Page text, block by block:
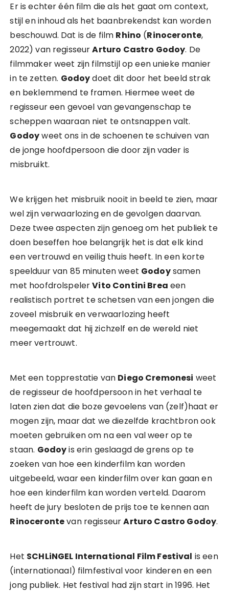
Er is echter één film die als het gaat om context,
stijl en inhoud als het baanbrekendst kan worden
beschouwd. Dat is de film Rhino (Rinoceronte,
2022) van regisseurArturo Castro Godoy. De
filmmaker weet zijn filmstijl op een unieke manier
in te zetten. Godoydoet dit door het beeld strak
en beklemmend te framen. Hiermee weet de
regisseur een gevoel van gevangenschap te
scheppen waaraan niet te ontsnappen valt.
Godoyweet ons in de schoenen te schuiven van
de jonge hoofdpersoon die door zijn vader is
misbruikt.
We krijgen het misbruik nooit in beeld te zien, maar
wel zijn verwaarlozing en de gevolgen daarvan.
Deze twee aspecten zijn genoeg om het publiek te
doen beseffen hoe belangrijk het is dat elk kind
een vertrouwd en veilig thuis heeft. In een korte
speelduur van 85 minuten weet Godoysamen
met hoofdrolspelerVito Contini Brea een
realistisch portret te schetsen van een jongen die
zoveel misbruik en verwaarlozing heeft
meegemaakt dat hij zichzelf en de wereld niet
meer vertrouwt.
Met een topprestatie van Diego Cremonesi weet
de regisseur de hoofdpersoon in het verhaal te
laten zien dat die boze gevoelens van (zelf)haat er
mogen zijn, maar dat we diezelfde krachtbron ook
moeten gebruiken om na een val weer op te
staan. Godoyis erin geslaagd de grens op te
zoeken van hoe een kinderfilm kan worden
uitgebeeld, waar een kinderfilm over kan gaan en
hoe een kinderfilm kan worden verteld. Daarom
heeft de jury besloten de prijs toe te kennen aan
Rinocerontevan regisseurArturo Castro Godoy.
Het SCHLiNGEL International Film Festival is een
(internationaal) filmfestival voor kinderen en een
jong publiek. Het festival had zijn start in 1996. Het